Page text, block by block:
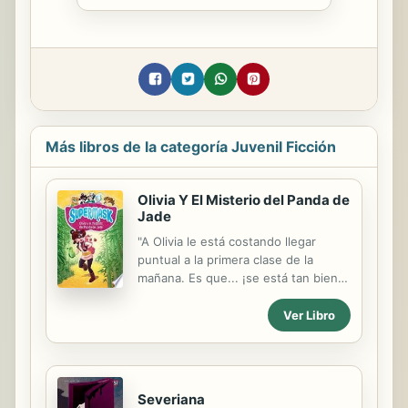
Más libros de la categoría Juvenil Ficción
Olivia Y El Misterio del Panda de
Jade
"A Olivia le está costando llegar
puntual a la primera clase de la
mañana. Es que... ¡se está tan bien
en la cama! Pero todo cambiará
cuando aparezca en la escuela una
misteriosa figura de un panda llegada
enviado a la escuela?"--Page [4] of
Ver Libro
Severiana